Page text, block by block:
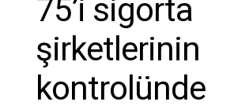
75’i sigorta
şirketlerinin
kontrolünde